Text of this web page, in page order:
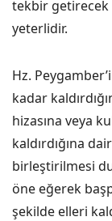
tekbir getirecek
yeterlidir.
Hz.
kadar
hizasına veya
kaldırdığına
birleştirilmesi
öne eğerek
şekilde elleri